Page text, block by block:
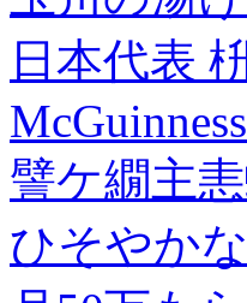
日本代表
譬ケ繝主
ひそやか